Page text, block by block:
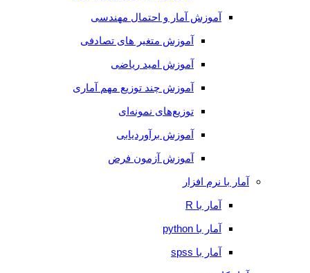
آموزش آمار و احتمال مهندسی
آموزش متغیر های تصادفی
آموزش امید ریاضی
آموزش چند توزیع مهم آماری
توزیع‌های نمونه‌ای
آموزش برآوردیابی
آموزش آزمون فرض
آمار با نرم افزار
آمار با R
آمار با python
آمار با spss